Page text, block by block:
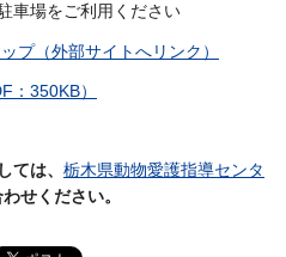
車場をご利用ください
プ（外部サイトへリンク）
：350KB）
ては、 栃木県動物愛護指導センタ
せください。